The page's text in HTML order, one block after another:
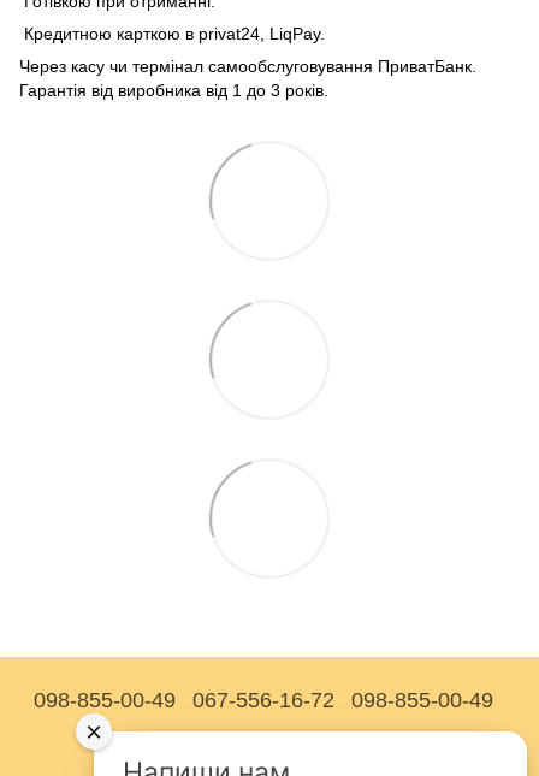
Кредитною карткою в privat24, LiqPay.
Через касу чи термінал самообслуговування ПриватБанк.
Гарантія від виробника від 1 до 3 років.
098-855-00-49 067-556-16-72 098-855-00-49
×